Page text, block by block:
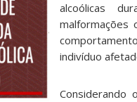
alcoólicas
malformações
indivíduo
Considerando